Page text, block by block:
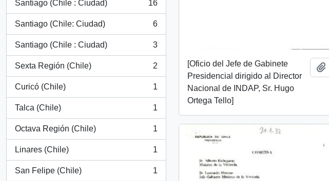
Santiago (Chile : Ciudad)
, 16 resultados
16
Santiago (Chile: Ciudad)
, 6 resultados
6
Santiago (Chile : Ciudad)
, 3 resultados
3
Sexta Región (Chile)
, 2 resultados
2
Curicó (Chile)
, 1 resultados
1
Talca (Chile)
, 1 resultados
1
Octava Región (Chile)
, 1 resultados
1
Linares (Chile)
, 1 resultados
1
San Felipe (Chile)
, 1 resultados
1
[Oficio del Jefe de Gabinete
Presidencial dirigido al Director
Nacional de INDAP, Sr. Hugo
Ortega Tello]